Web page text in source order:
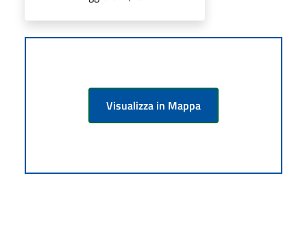
Visualizza in Mappa